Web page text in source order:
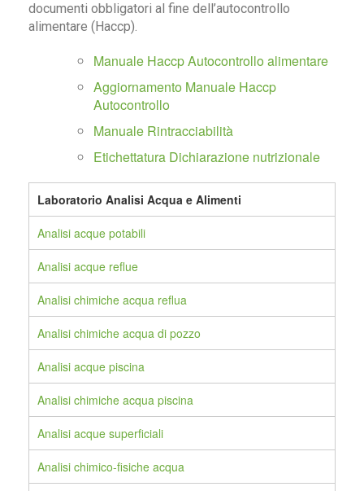
documenti obbligatori al fine dell’autocontrollo
alimentare (Haccp).
Manuale Haccp Autocontrollo alimentare
Aggiornamento Manuale Haccp
Autocontrollo
Manuale Rintracciabilità
Etichettatura Dichiarazione nutrizionale
Laboratorio Analisi Acqua e Alimenti
Analisi acque potabili
Analisi acque reflue
Analisi chimiche acqua reflua
Analisi chimiche acqua di pozzo
Analisi acque piscina
Analisi chimiche acqua piscina
Analisi acque superficiali
Analisi chimico-fisiche acqua